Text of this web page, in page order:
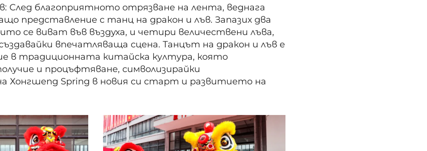
След благоприятното отрязване на лента, веднага
представление с танц на дракон и лъв. Запазих два
се виват във въздуха, и четири величествени лъва,
впечатляваща сцена. Танцът на дракон и лъв е
в традиционната китайска култура, която
и процъфтяване, символизирайки
Хонгшeng Spring в новия си старт и развитието на